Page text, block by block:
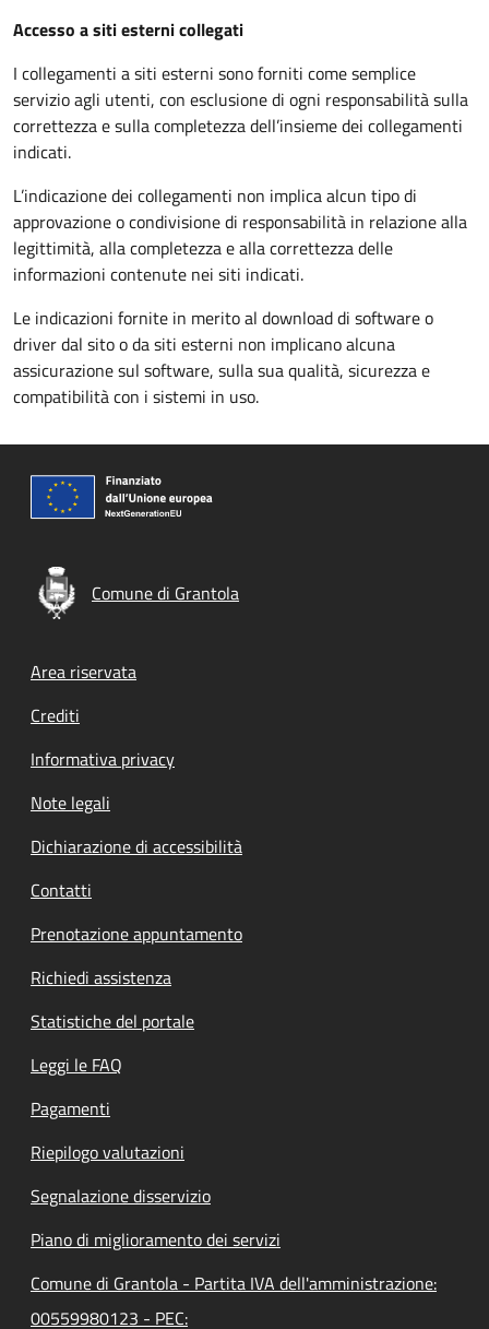
Accesso a siti esterni collegati
I collegamenti a siti esterni sono forniti come semplice
servizio agli utenti, con esclusione di ogni responsabilità sulla
correttezza e sulla completezza dell’insieme dei collegamenti
indicati.
L’indicazione dei collegamenti non implica alcun tipo di
approvazione o condivisione di responsabilità in relazione alla
legittimità, alla completezza e alla correttezza delle
informazioni contenute nei siti indicati.
Le indicazioni fornite in merito al download di software o
driver dal sito o da siti esterni non implicano alcuna
assicurazione sul software, sulla sua qualità, sicurezza e
compatibilità con i sistemi in uso.
Comune di Grantola
Footer menu
Area riservata
Crediti
Informativa privacy
Note legali
Dichiarazione di accessibilità
Contatti
Prenotazione appuntamento
Richiedi assistenza
Statistiche del portale
Leggi le FAQ
Pagamenti
Riepilogo valutazioni
Segnalazione disservizio
Piano di miglioramento dei servizi
Comune di Grantola - Partita IVA dell'amministrazione:
00559980123 - PEC: